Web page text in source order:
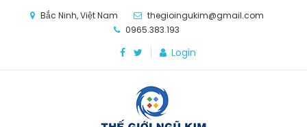
Bắc Ninh, Việt Nam
thegioingukim@gmail.com
0965.383.193
Login